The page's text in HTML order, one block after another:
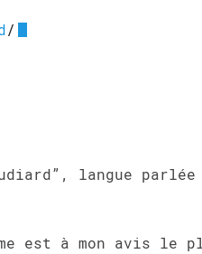
/
langue parlée
est à mon avis le